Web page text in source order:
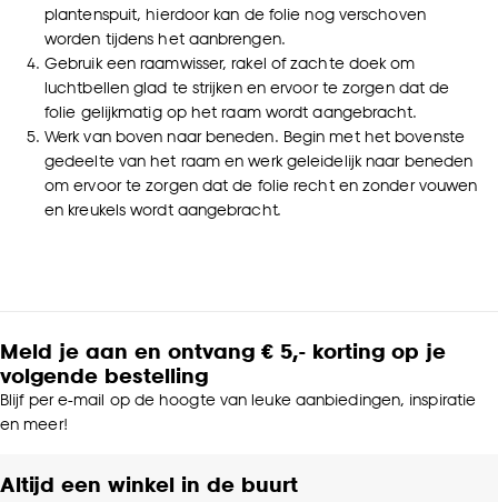
plantenspuit, hierdoor kan de folie nog verschoven
worden tijdens het aanbrengen.
Gebruik een raamwisser, rakel of zachte doek om
luchtbellen glad te strijken en ervoor te zorgen dat de
folie gelijkmatig op het raam wordt aangebracht.
Werk van boven naar beneden. Begin met het bovenste
gedeelte van het raam en werk geleidelijk naar beneden
om ervoor te zorgen dat de folie recht en zonder vouwen
en kreukels wordt aangebracht.
Meld je aan en ontvang € 5,- korting op je
volgende bestelling
Blijf per e-mail op de hoogte van leuke aanbiedingen, inspiratie
en meer!
Altijd een winkel in de buurt